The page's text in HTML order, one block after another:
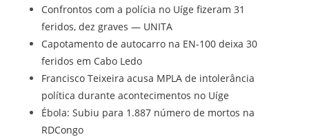
Confrontos com a polícia no Uíge fizeram 31
feridos, dez graves — UNITA
Capotamento de autocarro na EN-100 deixa 30
feridos em Cabo Ledo
Francisco Teixeira acusa MPLA de intolerância
política durante acontecimentos no Uíge
Ébola: Subiu para 1.887 número de mortos na
RDCongo